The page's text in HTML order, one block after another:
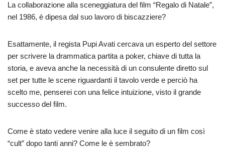
La collaborazione alla sceneggiatura del film “Regalo di Natale”,
nel 1986, è dipesa dal suo lavoro di biscazziere?
Esattamente, il regista Pupi Avati cercava un esperto del settore
per scrivere la drammatica partita a poker, chiave di tutta la
storia, e aveva anche la necessità di un consulente diretto sul
set per tutte le scene riguardanti il tavolo verde e perciò ha
scelto me, penserei con una felice intuizione, visto il grande
successo del film.
Come è stato vedere venire alla luce il seguito di un film così
“cult” dopo tanti anni? Come le è sembrato?